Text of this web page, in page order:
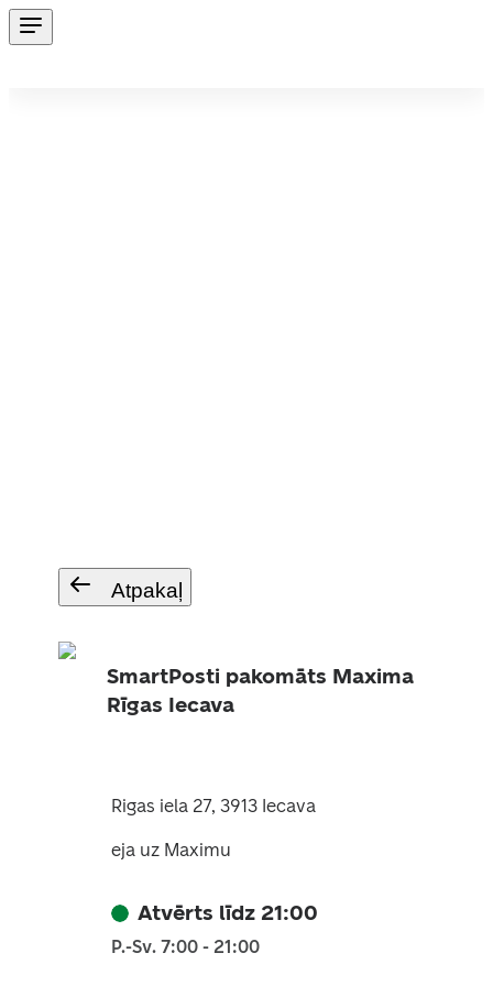
Atpakaļ
SmartPosti pakomāts Maxima
Rīgas Iecava
Rigas iela 27, 3913 Iecava
eja uz Maximu
Atvērts līdz 21:00
P.-Sv. 7:00 - 21:00